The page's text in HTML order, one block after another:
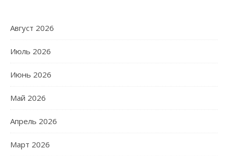
Август 2026
Июль 2026
Июнь 2026
Май 2026
Апрель 2026
Март 2026